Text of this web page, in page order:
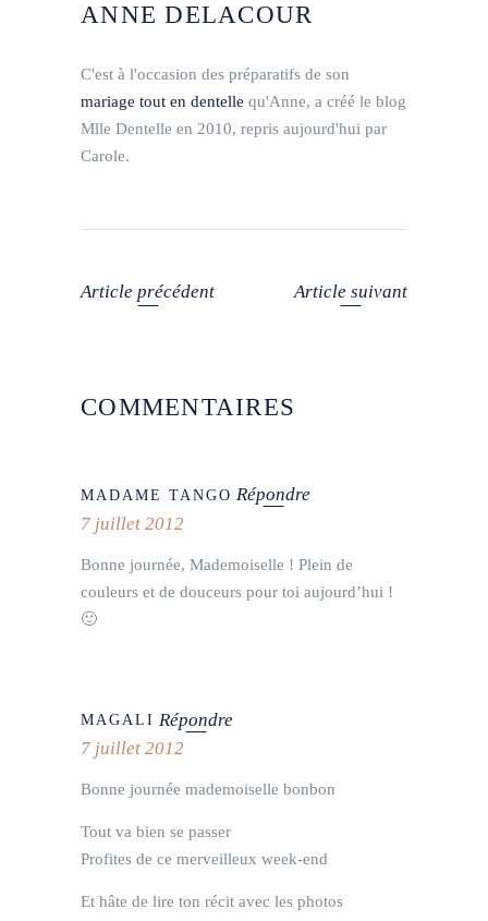
ANNE DELACOUR
C'est à l'occasion des préparatifs de son
mariage tout en dentelle qu'Anne, a créé le blog
Mlle Dentelle en 2010, repris aujourd'hui par
Carole.
Article précédent Article suivant
COMMENTAIRES
MADAME TANGO Répondre
7 juillet 2012
Bonne journée, Mademoiselle ! Plein de
couleurs et de douceurs pour toi aujourd’hui !
🙂
MAGALI Répondre
7 juillet 2012
Bonne journée mademoiselle bonbon
Tout va bien se passer
Profites de ce merveilleux week-end
Et hâte de lire ton récit avec les photos